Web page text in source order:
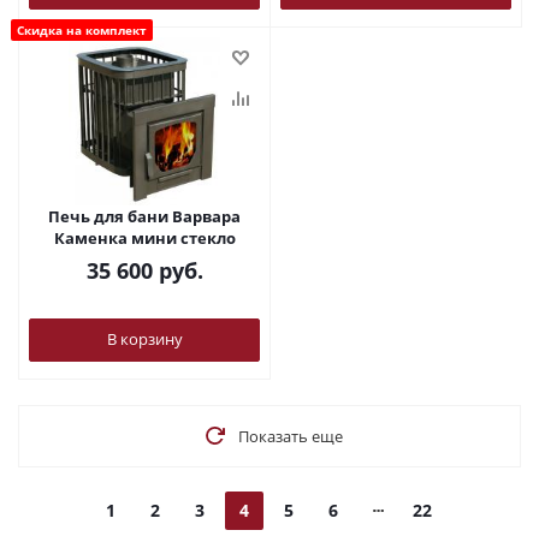
Скидка на комплект
Печь для бани Варвара
Каменка мини стекло
35 600руб.
В корзину
Показать еще
1 2 3 4 5 6 22